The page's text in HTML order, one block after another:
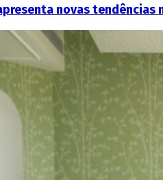
novas tendências